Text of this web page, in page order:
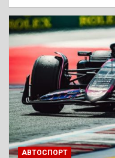
АВТОСПОРТ